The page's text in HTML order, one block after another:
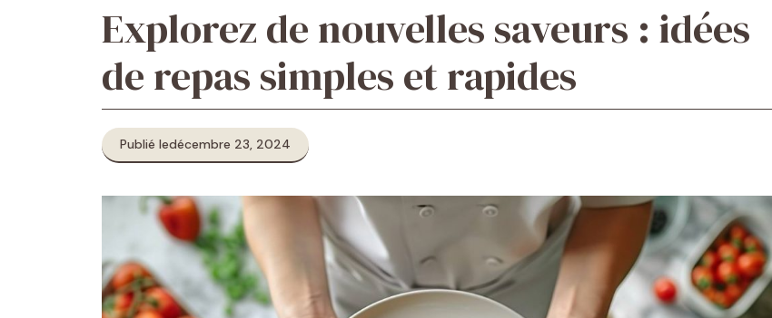
Explorez de nouvelles saveurs : idées
de repas simples et rapides
Publié ledécembre 23, 2024